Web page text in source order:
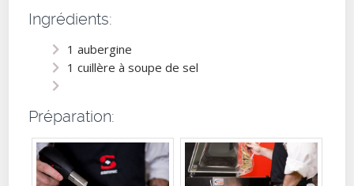
Ingrédients:
1 aubergine
1 cuillère à soupe de sel
Préparation: